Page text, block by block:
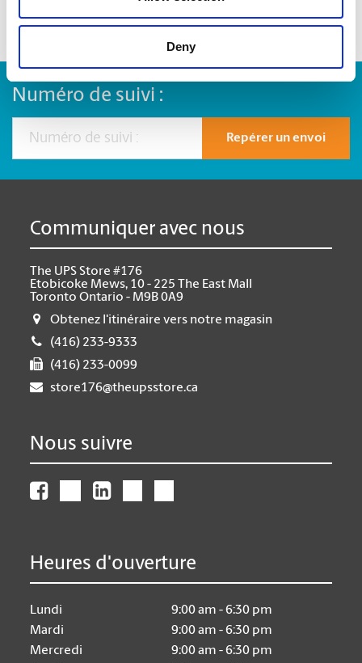
Deny
Numéro de suivi :
Repérer un envoi
Communiquer avec nous
The UPS Store #176
Etobicoke Mews, 10 - 225 The East Mall
Toronto Ontario - M9B 0A9
Obtenez l'itinéraire vers notre magasin
(416) 233-9333
(416) 233-0099
store176@theupsstore.ca
Nous suivre
Heures d'ouverture
Lundi
9:00 am - 6:30 pm
Mardi
9:00 am - 6:30 pm
Mercredi
9:00 am - 6:30 pm